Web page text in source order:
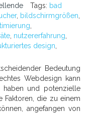
Tags: bad
, bildschirmgrößen
nutzererfahrung
design
Bedeutung
Webdesign kann
haben und potenzielle
Faktoren, die zu einem
angefangen von